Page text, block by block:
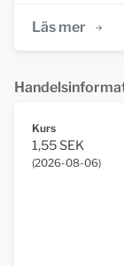
Läs mer
Kurs
1,55 SEK
(2026-08-06)